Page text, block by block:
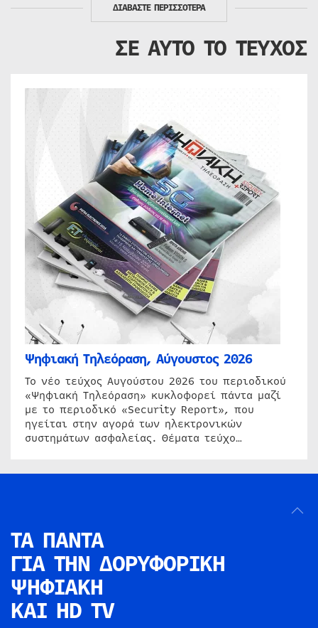
ΔΙΑΒΑΣΤΕ ΠΕΡΙΣΣΟΤΕΡΑ
ΣΕ ΑΥΤΟ ΤΟ ΤΕΥΧΟΣ
Ψηφιακή Τηλεόραση, Αύγουστος 2026
Το νέο τεύχος Αυγούστου 2026 του περιοδικού
«Ψηφιακή Τηλεόραση» κυκλοφορεί πάντα μαζί
με το περιοδικό «Security Report», που
ηγείται στην αγορά των ηλεκτρονικών
συστημάτων ασφαλείας. Θέματα τεύχο…
ΤΑ ΠΑΝΤΑ
ΓΙΑ ΤΗΝ ΔΟΡΥΦΟΡΙΚΗ
ΨΗΦΙΑΚΗ
ΚΑΙ HD TV